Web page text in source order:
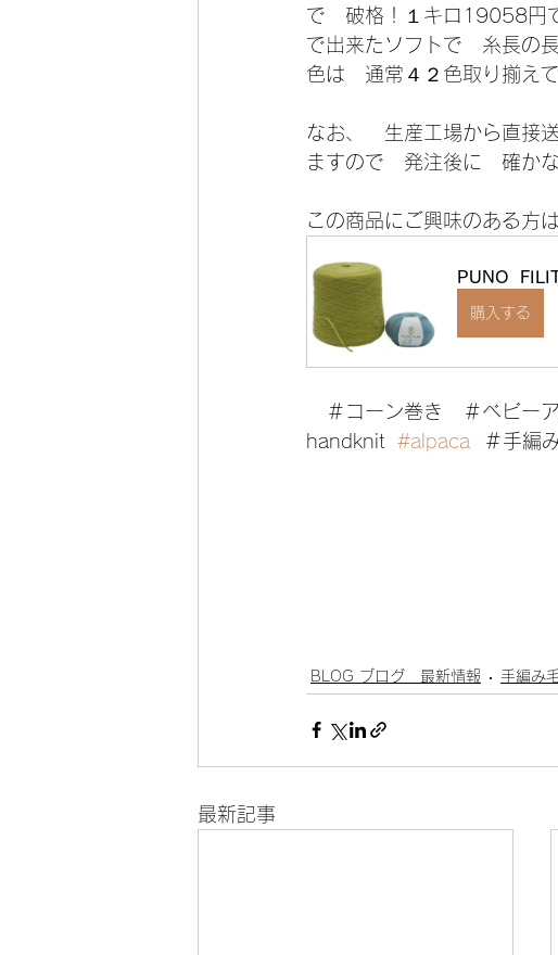
で　破格！１キロ19058円
で出来たソフトで　糸長の
色は　通常４２色取り揃え
なお、　生産工場から直接
ますので　発注後に　確か
この商品にご興味のある方
PUNO
購入する
＃コーン巻き　＃ベビー
handknit #alpaca
＃手編
BLOG ブログ 最新情報 手編み
最新記事